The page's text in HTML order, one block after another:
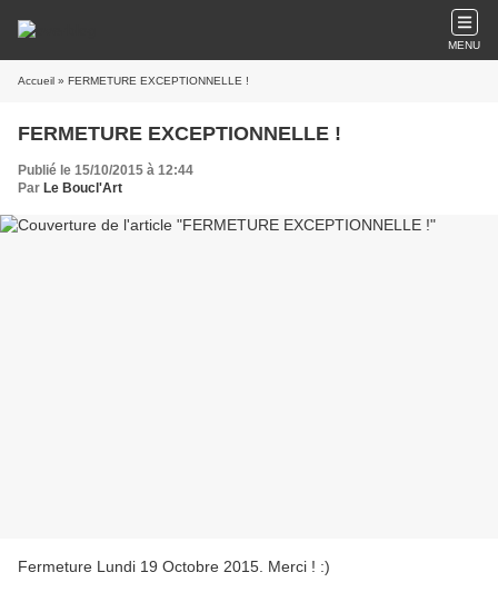
MENU
Accueil » FERMETURE EXCEPTIONNELLE !
FERMETURE EXCEPTIONNELLE !
Publié le 15/10/2015 à 12:44
Par Le Boucl'Art
Fermeture Lundi 19 Octobre 2015. Merci ! :)